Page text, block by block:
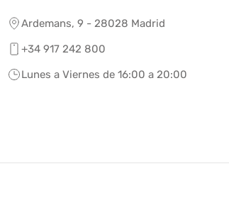
Ardemans, 9 - 28028 Madrid
+34 917 242 800
Lunes a Viernes de 16:00 a 20:00